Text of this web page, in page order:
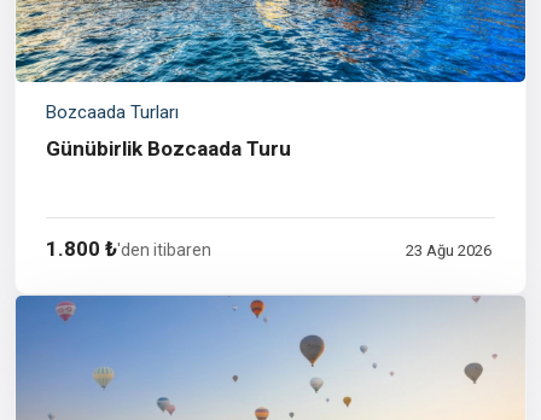
Bozcaada Turları
Günübirlik Bozcaada Turu
1.800 ₺'den itibaren 23 Ağu 2026